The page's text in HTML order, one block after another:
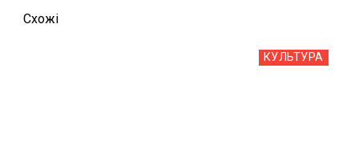
Схожi
КУЛЬТУРА